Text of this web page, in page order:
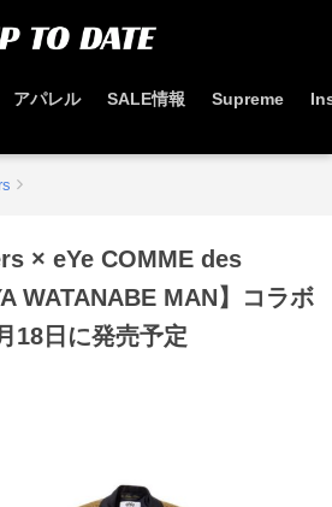
アパレル SALE情報 Supreme
× eYe COMME des
WATANABE MAN】コラボ
18日に発売予定